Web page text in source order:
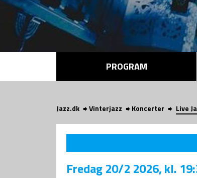
PROGRAM
Jazz.dk Vinterjazz Koncerter Live
Fredag20/2 2026, kl.